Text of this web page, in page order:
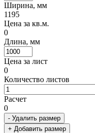
Ширина, мм
1195
Цена за кв.м.
0
Длина, мм
Цена за лист
0
Количество листов
Расчет
0
- Удалить размер
+ Добавить размер